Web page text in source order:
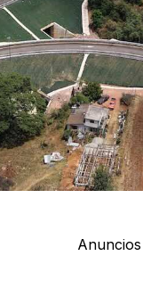
Anuncios